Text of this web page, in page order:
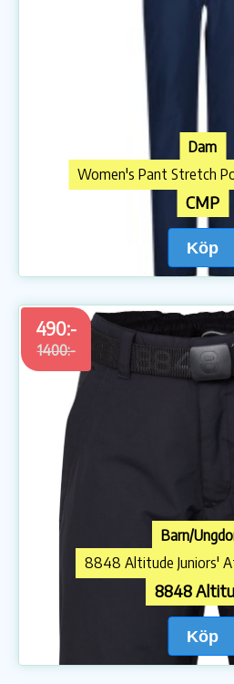
Dam
CMP
Köp
490:-
1400:-
Barn/
8848 Altitude Juniors'
8848
Köp